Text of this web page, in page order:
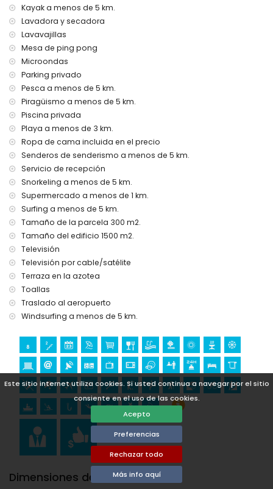
Este sitio internet utiliza cookies. Si usted continua a navegar por el sitio
consiente en el uso de las cookies.
Acepto
Preferencias
Rechazar todo
Más info aquí
Instalaciones y servicios con coste extra
servicio de aeropuerto
cama extra y cuna (bajo petición)
Entretenimiento y actividades de ocio para sus vacaciones
en Jávea, Costa Blanca
discoteca, bar y paseo (Paseo Marítimo) (a menos de 5
kilómetros de la casa)
Visitas y cultura en Jávea, Costa Blanca
museo (Histórico de Jávea, Jávea), iglesia (Virgen de
Loreto, Puerto, Jávea), ruina (Molinos de Viento, Jávea),
monumento (Pueblo de Jávea, Jávea), edificio
arquitectónico (Pueblo de Jávea, Jávea), lugar histórico
(Pueblo de Jávea y Jávea) (a menos de 5 kilómetros del
alojamiento)
castillo (Portal de la Vila y Dénia) (a menos de 10 kilómetros
del alojamiento)
Deportes
tenis, golf (La Sella, Dénia), equitación, senderismo, ciclismo
de montaña, ciclismo, escalada, piragüismo, kayak, pesca,
buceo, snorkel, surf y windsurf (a menos de 5 kilómetros de
la villa)
Kayak a menos de 5 km.
Lavadora y secadora
Lavavajillas
Mesa de ping pong
Microondas
Parking privado
Pesca a menos de 5 km.
Piragüismo a menos de 5 km.
Piscina privada
Playa a menos de 3 km.
Ropa de cama incluida en el precio
Senderos de senderismo a menos de 5 km.
Servicio de recepción
Snorkeling a menos de 5 km.
Supermercado a menos de 1 km.
Surfing a menos de 5 km.
Tamaño de la parcela 300 m2.
Tamaño del edificio 1500 m2.
Televisión
Televisión por cable/satélite
Terraza en la azotea
Toallas
Traslado al aeropuerto
Windsurfing a menos de 5 km.
Dimensiones de la Piscina